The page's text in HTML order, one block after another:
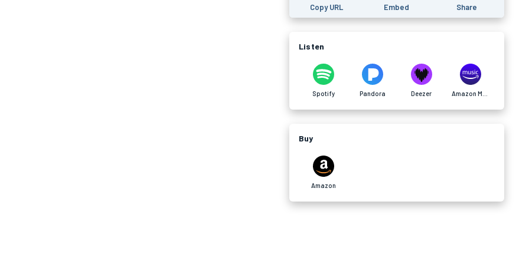
Copy URL Embed Share
Listen
Spotify Pandora Deezer
Buy
Amazon